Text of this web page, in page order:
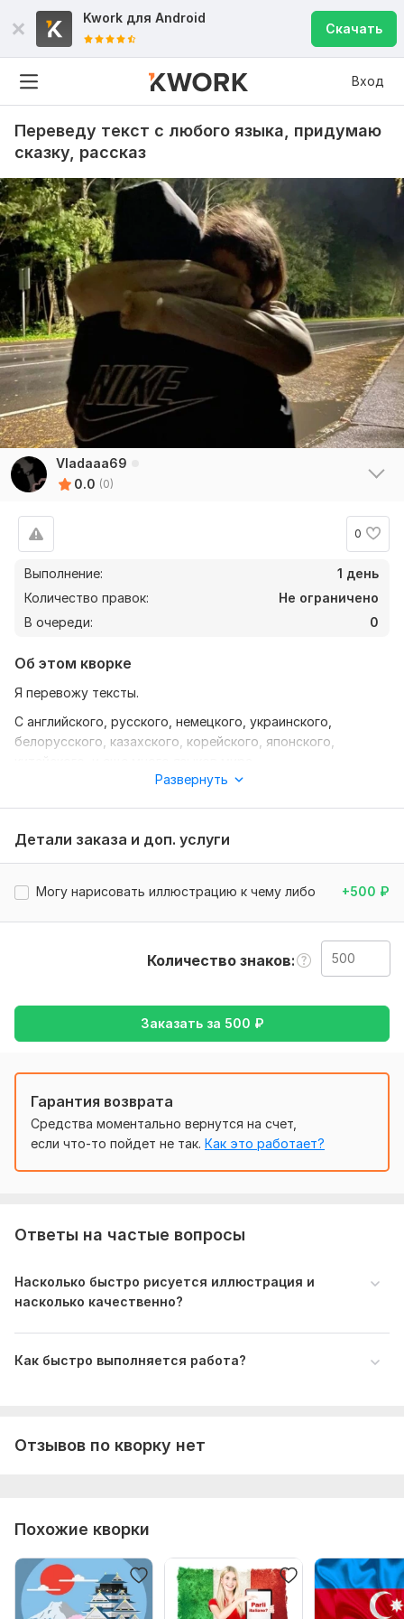
Kwork для Android
Скачать
Вход
Переведу текст с любого языка, придумаю
сказку, рассказ
Vladaaa69
0.0 (0)
0
Выполнение:
1 день
Количество правок:
Не ограничено
В очереди:
0
Об этом кворке
Я перевожу тексты.
С английского, русского, немецкого, украинского,
белорусского, казахского, корейского, японского,
Если вы нуждаетесь в переводе текста с
фотографии(видео) просто текст, то можете смело писать
Нужно для заказа:
Что бы мне выполнить ваше задание мне нужно что бы вы
описали конкретно что нужно перевести и скинуть текст
или изображение с текстом
с Русского на Английский
с Английского на Русский
Развернуть
Детали заказа и доп. услуги
Могу нарисовать иллюстрацию к чему либо +500 ₽
Количество знаков
Заказать за 500 ₽
Гарантия возврата
Средства моментально вернутся на счет,
если что-то пойдет не так. Как это работает?
Ответы на частые вопросы
Насколько быстро рисуется иллюстрация и
насколько качественно?
Как быстро выполняется работа?
Отзывов по кворку нет
Похожие кворки